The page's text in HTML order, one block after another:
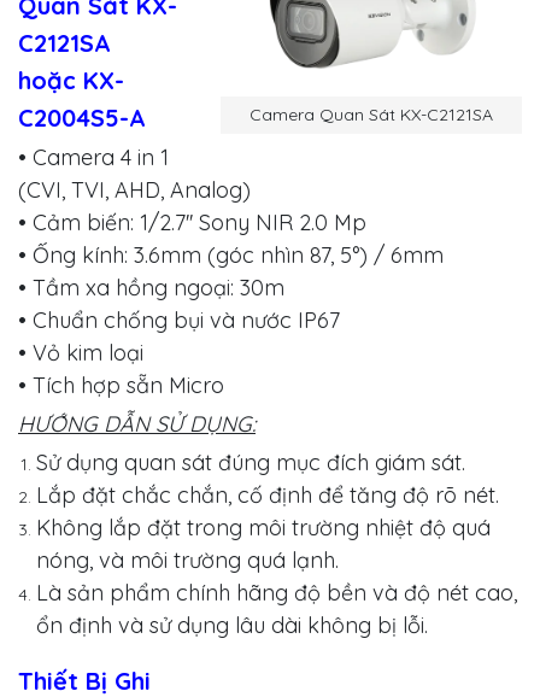
Camera Quan Sát KX-C2121SA
C2121SA
hoặc KX-
C2004S5-A
• Camera 4 in 1
(CVI, TVI, AHD, Analog)
• Cảm biến: 1/2.7'' Sony NIR 2.0 Mp
• Ống kính: 3.6mm (góc nhìn 87, 5°) / 6mm
• Tầm xa hồng ngoại: 30m
• Chuẩn chống bụi và nước IP67
• Vỏ kim loại
• Tích hợp sẵn Micro
HƯỚNG DẪN SỬ DỤNG:
Sử dụng quan sát đúng mục đích giám sát.
Lắp đặt chắc chắn, cố định để tăng độ rõ nét.
Không lắp đặt trong môi trường nhiệt độ quá
nóng, và môi trường quá lạnh.
Là sản phẩm chính hãng độ bền và độ nét cao,
ổn định và sử dụng lâu dài không bị lỗi.
Thiết Bị Ghi